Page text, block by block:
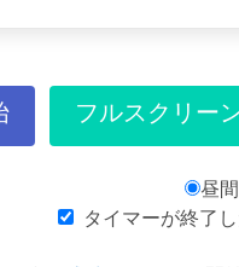
フルスクリー
昼間
タイマーが終了